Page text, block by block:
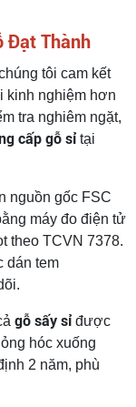
Đạt Thành
tôi cam kết
kinh nghiệm hơn
tra nghiêm ngặt,
cấp gỗ sỉtại
nguồn gốc FSC
máy đo điện tử
theo TCVN 7378.
dán tem
gỗ sấy sỉđược
hóc xuống
2 năm, phù